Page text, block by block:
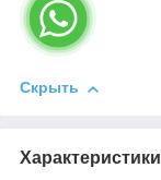
Скрыть
Характеристики